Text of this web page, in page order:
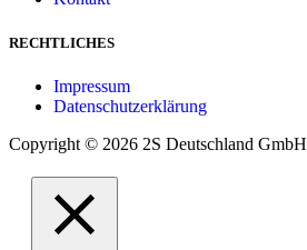
RECHTLICHES
Impressum
Datenschutzerklärung
Copyright © 2026 2S Deutschland GmbH